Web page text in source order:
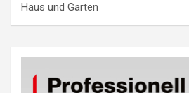
Haus und Garten